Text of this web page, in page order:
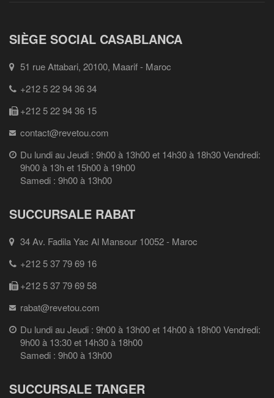
SIÈGE SOCIAL CASABLANCA
51 rue Attabari, 20100, Maarif - Maroc
+212 5 22 94 36 34
+212 5 22 94 36 15
contact@revetou.com
Du lundi au Jeudi : 9h00 à 13h00 et 14h30 à 18h30 Vendredi:
9h00 à 13h et 15h00 à 19h00
Samedi : 9h00 à 13h00
SUCCURSALE RABAT
34 Av. Fadila Yac Al Mansour 10052 - Maroc
+212 5 37 79 69 16
+212 5 37 79 69 58
rabat@revetou.com
Du lundi au Jeudi : 9h00 à 13h00 et 14h00 à 18h00 Vendredi:
9h00 à 13:30 et 14h30 à 18h00
Samedi : 9h00 à 13h00
SUCCURSALE TANGER